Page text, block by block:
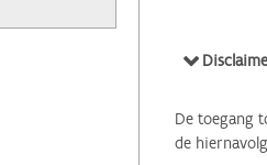
De toegang
de